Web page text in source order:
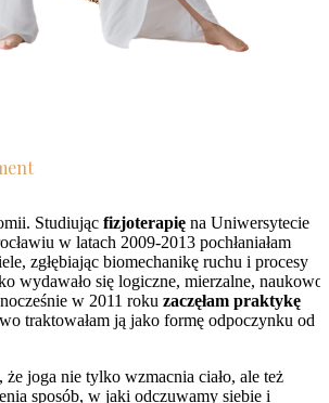
Studiując fizjoterapię na Uniwersytecie
w latach 2009-2013 pochłaniałam
zgłębiając biomechanikę ruchu i procesy
wydawało się logiczne, mierzalne, naukowo
w 2011 roku zaczęłam praktykę
traktowałam ją jako formę odpoczynku od
że joga nie tylko wzmacnia ciało, ale też
sposób, w jaki odczuwamy siebie i